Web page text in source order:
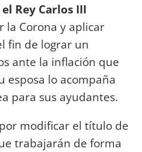
el Rey Carlos III
la Corona y aplicar
fin de lograr un
ante la inflación que
esposa lo acompaña
para sus ayudantes.
modificar el título de
trabajarán de forma